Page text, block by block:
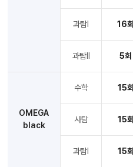
과탐Ⅰ 16회
과탐Ⅱ 5회
OMEGA
black
수학 15회
사탐 15회
과탐Ⅰ 15회